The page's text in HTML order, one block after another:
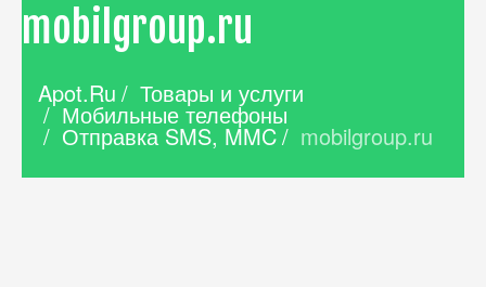
mobilgroup.ru
Apot.Ru / Товары и услуги
/ Мобильные телефоны
/ Отправка SMS, MMC/ mobilgroup.ru